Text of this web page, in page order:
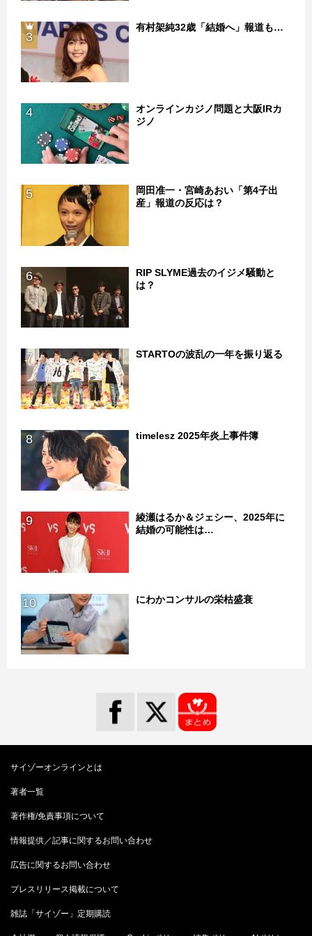
3
有村架純32歳「結婚へ」報道も…
4
オンラインカジノ問題と大阪IRカ
ジノ
5
岡田准一・宮崎あおい「第4子出
産」報道の反応は？
6
RIP SLYME過去のイジメ騒動と
は？
7 STARTOの波乱の一年を振り返る
8 timelesz 2025年炎上事件簿
9
綾瀬はるか＆ジェシー、2025年に
結婚の可能性は…
10 にわかコンサルの栄枯盛衰
サイゾーオンラインとは
著者一覧
著作権/免責事項について
情報提供／記事に関するお問い合わせ
広告に関するお問い合わせ
プレスリリース掲載について
雑誌「サイゾー」定期購読